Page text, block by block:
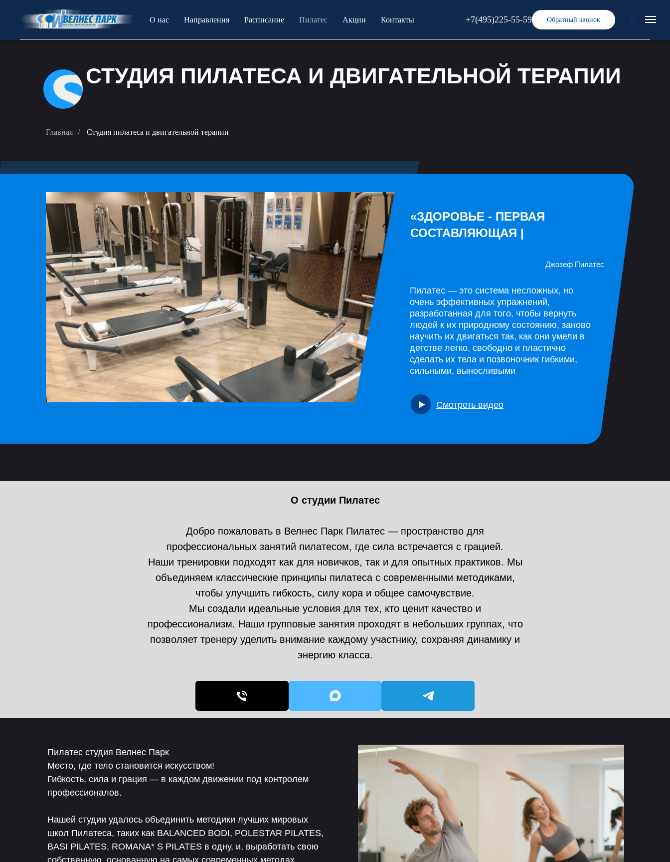
О нас Направления Расписание Пилатес Акции Контакты +7(495)225-55-59 Обратный звонок O
СТУДИЯ ПИЛАТЕСА И ДВИГАТЕЛЬНОЙ ТЕРАПИИ
Главная / Студия пилатеса и двигательной терапии
«‎ЗДО|
Пилатес — это система несложных, но
очень эффективных упражнений,
разработанная для того, чтобы вернуть
людей к их природному состоянию, заново
научить их двигаться так, как они умели в
детстве легко, свободно и пластично
сделать их тела и позвоночник гибкими,
сильными, выносливыми
Cмотреть видео
Джозеф Пилатес
О студии Пилатес
Добро пожаловать в Велнес Парк Пилатес — пространство для
профессиональных занятий пилатесом, где сила встречается с грацией.
Наши тренировки подходят как для новичков, так и для опытных практиков. Мы
объединяем классические принципы пилатеса с современными методиками,
чтобы улучшить гибкость, силу кора и общее самочувствие.
Мы создали идеальные условия для тех, кто ценит качество и
профессионализм. Наши групповые занятия проходят в небольших группах, что
позволяет тренеру уделить внимание каждому участнику, сохраняя динамику и
энергию класса.
Пилатес студия Велнес Парк
Место, где тело становится искусством!
Гибкость, сила и грация — в каждом движении под контролем
профессионалов.
Нашей студии удалось объединить методики лучших мировых
школ Пилатеса, таких как BALANCED BODI, POLESTAR PILATES,
BASI PILATES, ROMANA* S PILATES в одну, и, выработать свою